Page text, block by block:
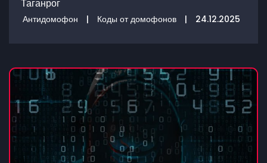
Таганрог
Антидомофон | Коды от домофонов | 24.12.2025